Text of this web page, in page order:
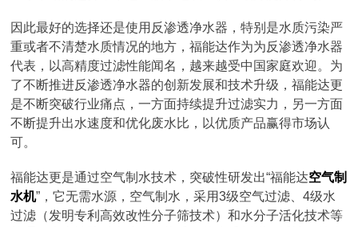
因此最好的选择还是使用反渗透净水器，特别是水质污染严
重或者不清楚水质情况的地方，福能达作为为反渗透净水器
代表，以高精度过滤性能闻名，越来越受中国家庭欢迎。为
了不断推进反渗透净水器的创新发展和技术升级，福能达更
是不断突破行业痛点，一方面持续提升过滤实力，另一方面
不断提升出水速度和优化废水比，以优质产品赢得市场认
可。
福能达更是通过空气制水技术，突破性研发出“福能达空气制
水机”，它无需水源，空气制水，采用3级空气过滤、4级水
过滤（发明专利高效改性分子筛技术）和水分子活化技术等